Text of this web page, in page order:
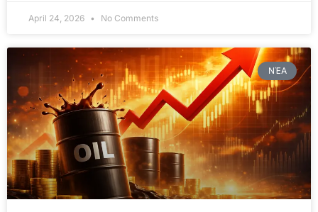
April 24, 2026 No Comments
ΝΈΑ